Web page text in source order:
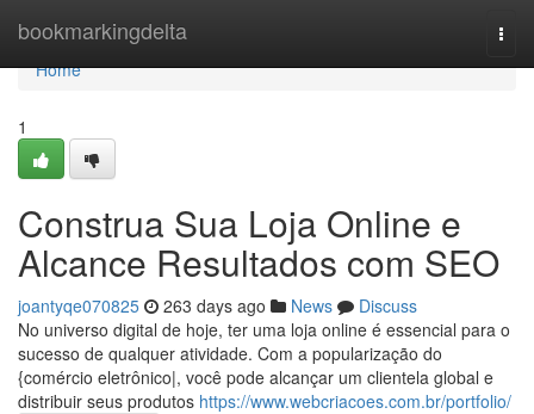
bookmarkingdelta
Home
Home
1
Construa Sua Loja Online e
Alcance Resultados com SEO
joantyqe070825 263 days ago News
Discuss
No universo digital de hoje, ter uma loja online é essencial para o
sucesso de qualquer atividade. Com a popularização do
{comércio eletrônico|, você pode alcançar um clientela global e
distribuir seus produtos https://www.webcriacoes.com.br/portfolio/